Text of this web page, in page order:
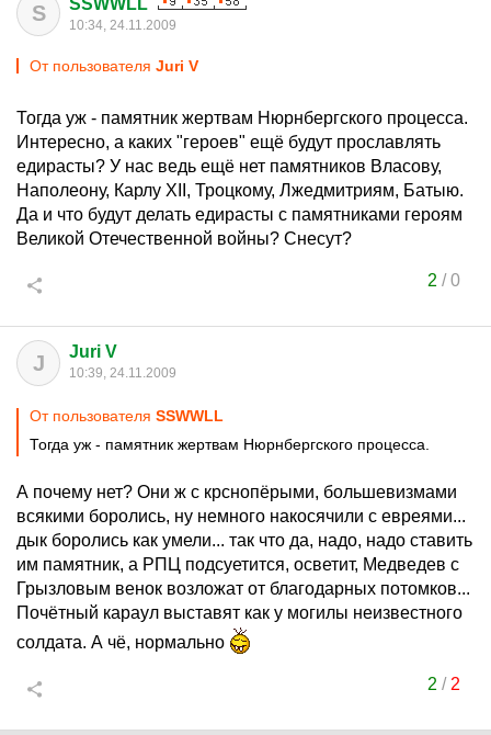
S SSWWLL
10:34, 24.11.2009
От пользователя Juri V
Тогда уж - памятник жертвам Нюрнбергского процесса.
Интересно, а каких "героев" ещё будут прославлять
едирасты? У нас ведь ещё нет памятников Власову,
Наполеону, Карлу XII, Троцкому, Лжедмитриям, Батыю.
Да и что будут делать едирасты с памятниками героям
Великой Отечественной войны? Снесут?
2 /0
J Juri V
10:39, 24.11.2009
От пользователя SSWWLL
Тогда уж - памятник жертвам Нюрнбергского процесса.
А почему нет? Они ж с крснопёрыми, большевизмами
всякими боролись, ну немного накосячили с евреями...
дык боролись как умели... так что да, надо, надо ставить
им памятник, а РПЦ подсуетится, осветит, Медведев с
Грызловым венок возложат от благодарных потомков...
Почётный караул выставят как у могилы неизвестного
солдата. А чё, нормально
2 / 2